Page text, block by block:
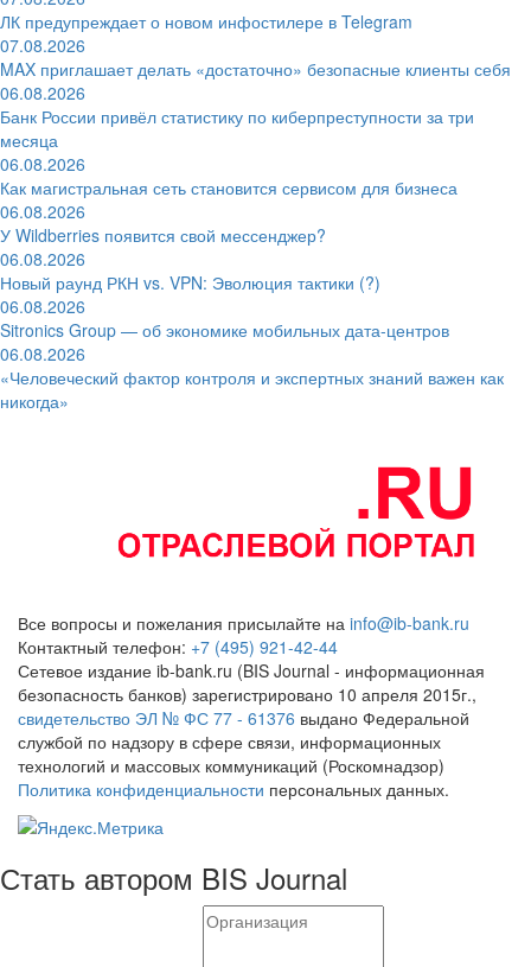
ЛК предупреждает о новом инфостилере в Telegram
07.08.2026
MAX приглашает делать «достаточно» безопасные клиенты себя
06.08.2026
Банк России привёл статистику по киберпреступности за три
месяца
06.08.2026
Как магистральная сеть становится сервисом для бизнеса
06.08.2026
У Wildberries появится свой мессенджер?
06.08.2026
Новый раунд РКН vs. VPN: Эволюция тактики (?)
06.08.2026
Sitronics Group — об экономике мобильных дата-центров
06.08.2026
«Человеческий фактор контроля и экспертных знаний важен как
никогда»
Все вопросы и пожелания присылайте на info@ib-bank.ru
Контактный телефон: +7 (495) 921-42-44
Сетевое издание ib-bank.ru (BIS Journal - информационная
безопасность банков) зарегистрировано 10 апреля 2015г.,
свидетельство ЭЛ № ФС 77 - 61376 выдано Федеральной
службой по надзору в сфере связи, информационных
технологий и массовых коммуникаций (Роскомнадзор)
Политика конфиденциальности персональных данных.
Стать автором BIS Journal